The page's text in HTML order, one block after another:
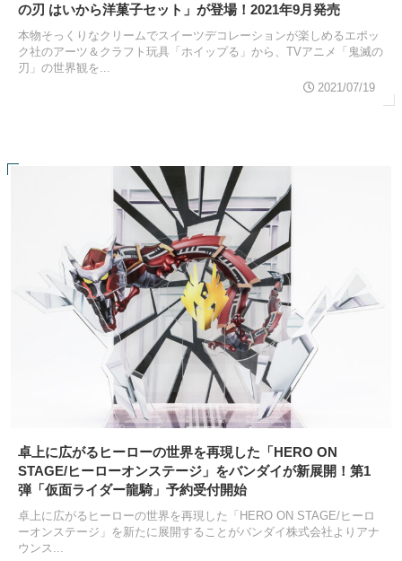
の刃 はいから洋菓子セット」が登場！2021年9月発売
本物そっくりなクリームでスイーツデコレーションが楽しめるエポッ
ク社のアーツ＆クラフト玩具「ホイップる」から、TVアニメ「鬼滅の
刃」の世界観を...
2021/07/19
卓上に広がるヒーローの世界を再現した「HERO ON
STAGE/ヒーローオンステージ」をバンダイが新展開！第1
弾「仮面ライダー龍騎」予約受付開始
卓上に広がるヒーローの世界を再現した「HERO ON STAGE/ヒーロ
ーオンステージ」を新たに展開することがバンダイ株式会社よりアナ
ウンス...